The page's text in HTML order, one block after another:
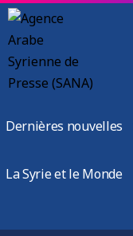
Dernières nouvelles
La Syrie et le Monde